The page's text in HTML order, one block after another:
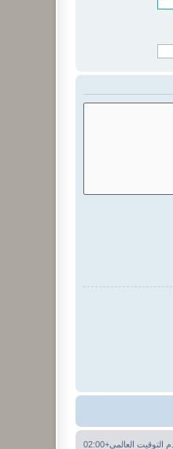
التوقيت العالمي+02:00